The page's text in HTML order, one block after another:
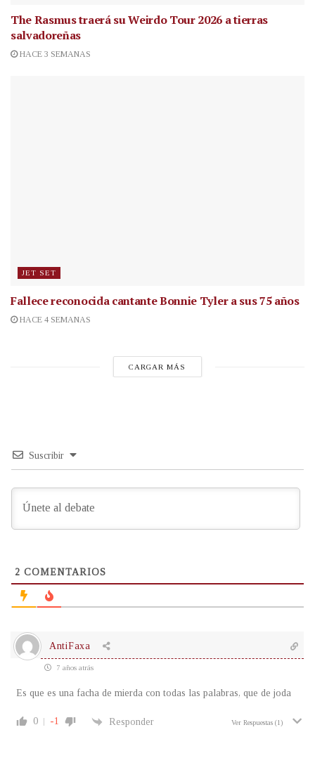
The Rasmus traerá su Weirdo Tour 2026 a tierras
salvadoreñas
HACE 3 SEMANAS
JET SET
Fallece reconocida cantanteBonnie Tyler a sus 75 años
HACE 4 SEMANAS
CARGAR MÁS
Suscribir
2 COMENTARIOS
AntiFaxa
7 años atrás
Es que es una facha de mierda con todas las palabras, que de joda
0 -1 Responder Ver Respuestas (1)